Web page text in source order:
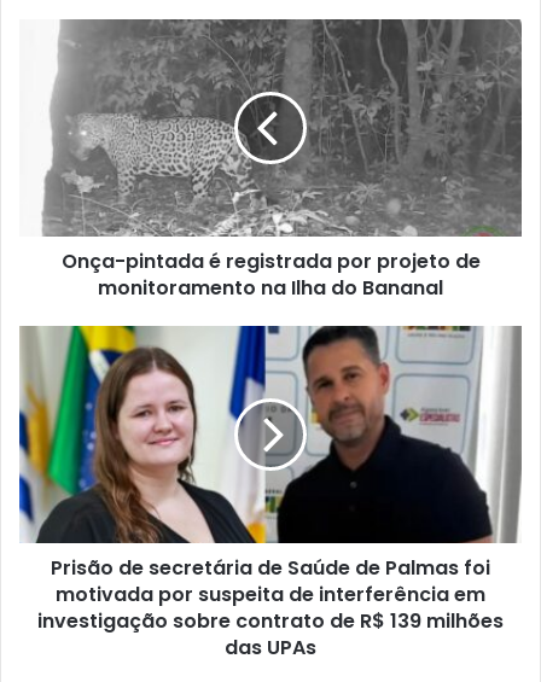
s
i
t
e
Onça-pintada é registrada por projeto de
monitoramento na Ilha do Bananal
Prisão de secretária de Saúde de Palmas foi
motivada por suspeita de interferência em
investigação sobre contrato de R$ 139 milhões
das UPAs